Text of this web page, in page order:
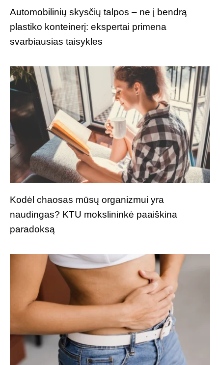
Automobilinių skysčių talpos – ne į bendrą
plastiko konteinerį: ekspertai primena
svarbiausias taisykles
Kodėl chaosas mūsų organizmui yra
naudingas? KTU mokslininkė paaiškina
paradoksą